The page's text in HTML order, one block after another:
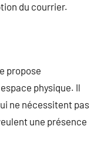
du courrier.
propose
physique. Il
ne nécessitent pas
une présence